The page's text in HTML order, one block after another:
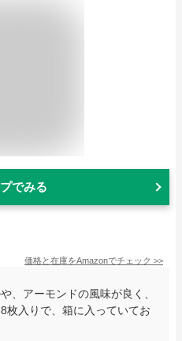
でみる
価格と在庫をAmazonでチェック >>
、アーモンドの風味が良く、
枚入りで、箱に入っていてお